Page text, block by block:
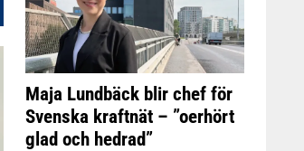
Maja Lundbäck blir chef för
Svenska kraftnät – ”oerhört
glad och hedrad”